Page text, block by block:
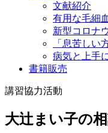
文献紹介
有用な毛細
新型コロナ
「息苦しい
病気と上手
書籍販売
講習協力活動
大辻まい子の